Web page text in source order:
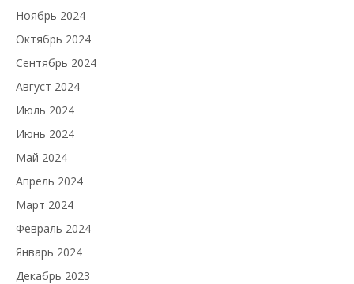
Ноябрь 2024
Октябрь 2024
Сентябрь 2024
Август 2024
Июль 2024
Июнь 2024
Май 2024
Апрель 2024
Март 2024
Февраль 2024
Январь 2024
Декабрь 2023